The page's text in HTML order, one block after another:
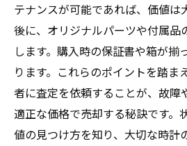
テナンスが可能であれば、価値は
後に、オリジナルパーツや付属品
します。購入時の保証書や箱が揃
ります。これらのポイントを踏ま
者に査定を依頼することが、故障
適正な価格で売却する秘訣です。
値の見つけ方を知り、大切な時計